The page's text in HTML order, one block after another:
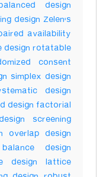
design
design Zelen's
availability
design rotatable
consent
simplex design
design
design factorial
screening
overlap design
design
design lattice